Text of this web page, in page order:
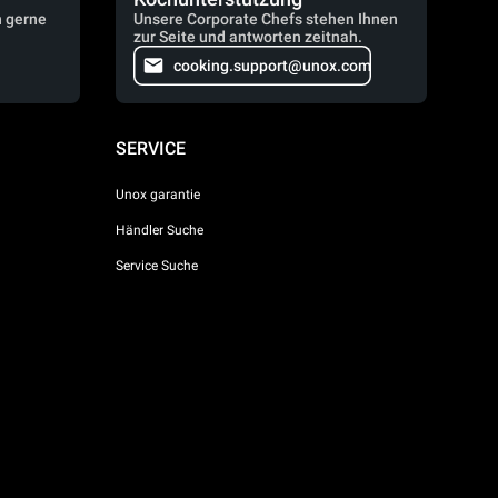
gerne
Unsere Corporate Chefs stehen Ihnen
zur Seite und antworten zeitnah.
cooking.support@unox.com
SERVICE
Unox garantie
Händler Suche
Service Suche